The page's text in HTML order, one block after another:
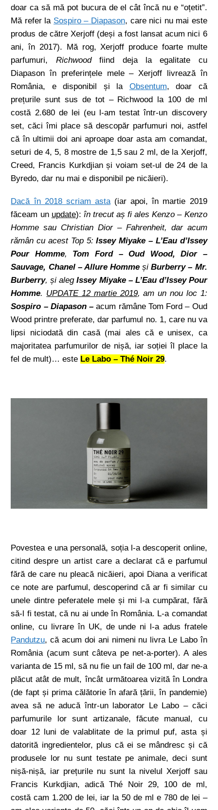
doar ca să mă pot bucura de el cât încă nu e “oțetit”.
Mă refer la Sospiro – Diapason, care nici nu mai este
produs de către Xerjoff (deși a fost lansat acum nici 6
ani, în 2017). Mă rog, Xerjoff produce foarte multe
parfumuri, Richwoodfiind deja la egalitate cu
Diapason în preferințele mele – Xerjoff livrează în
România, e disponibil și la Obsentum, doar că
prețurile sunt sus de tot – Richwood la 100 de ml
costă 2.680 de lei (eu l-am testat într-un discovery
set, căci îmi place să descopăr parfumuri noi, astfel
că în ultimii doi ani aproape doar asta am comandat,
seturi de 4, 5, 8 mostre de 1,5 sau 2 ml, de la Xerjoff,
Creed, Francis Kurkdjian și voiam set-ul de 24 de la
Byredo, dar nu mai e disponibil pe nicăieri).
Dacă în 2018 scriam asta(iar apoi, în martie 2019
făceam un update): în trecut aș fi ales Kenzo – Kenzo
Homme sau Christian Dior – Fahrenheit, dar acum
rămân cu acest Top 5:Issey Miyake – L’Eau d’Issey
Pour Homme,
Tom Ford – Oud Wood, Dior –
Sauvage, Chanel – Allure HommeșiBurberry – Mr.
Burberry, și alegIssey Miyake – L’Eau d’Issey Pour
Homme. UPDATE 12 martie 2019, am un nou loc 1:
Sospiro – Diapason –acum rămâne Tom Ford – Oud
Wood printre preferate, dar parfumul no. 1, care nu va
lipsi niciodată din casă (mai ales că e unisex, ca
majoritatea parfumurilor de nișă, iar soției îl place la
fel de mult)… este Le Labo – Thé Noir 29.
Povestea e una personală, soția l-a descoperit online,
citind despre un artist care a declarat că e parfumul
fără de care nu pleacă nicăieri, apoi Diana a verificat
ce note are parfumul, descoperind că ar fi similar cu
unele dintre peferatele mele și mi l-a cumpărat, fără
să-l fi testat, că nu ai unde în România. L-a comandat
online, cu livrare în UK, de unde ni l-a adus fratele
Pandutzu, că acum doi ani nimeni nu livra Le Labo în
România (acum sunt câteva pe net-a-porter). A ales
varianta de 15 ml, să nu fie un fail de 100 ml, dar ne-a
plăcut atât de mult, încât următoarea vizită în Londra
(de fapt și prima călătorie în afară țării, în pandemie)
avea să ne aducă într-un laborator Le Labo – căci
parfumurile lor sunt artizanale, făcute manual, cu
doar 12 luni de valablitate de la primul puf, asta și
datorită ingredientelor, plus că ei se mândresc și că
produsele lor nu sunt testate pe animale, deci sunt
nișă-nișă, iar prețurile nu sunt la nivelul Xerjoff sau
Francis Kurkdjian, adică Thé Noir 29, 100 de ml,
costă cam 1.200 de lei, iar la 50 de ml e 780 de lei –